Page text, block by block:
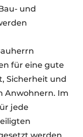
und
für eine gute
Sicherheit und
Anwohnern. Im
jede